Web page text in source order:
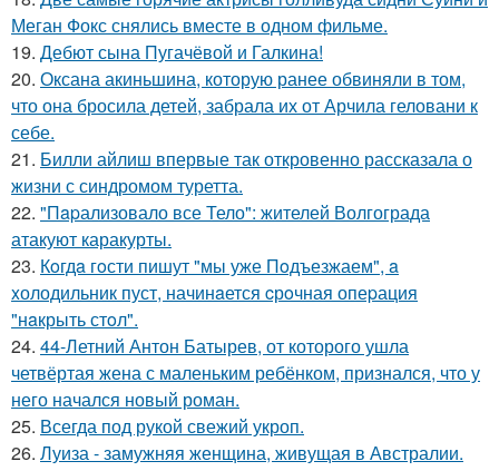
Меган Фокс снялись вместе в одном фильме.
19. Дебют сына Пугачёвой и Галкина!
20. Оксана акиньшина, которую ранее обвиняли в том,
что она бросила детей, забрала их от Арчила геловани к
себе.
21. Билли айлиш впервые так откровенно рассказала о
жизни с синдромом туретта.
22. "Пapализовало все Тело": жителей Волгограда
атакуют каракурты.
23. Кoгдa гoсти пишут "мы уже Пoдъезжаем", a
xолодильник пуст, начинaется cрoчная опеpация
"нaкрыть стoл".
24. 44-Летний Антон Батырев, от которого ушла
четвёртая жена с маленьким ребёнком, признался, что у
него начался новый роман.
25. Всегда под рукой свежий укроп.
26. Луиза - замужняя женщина, живущая в Австралии.